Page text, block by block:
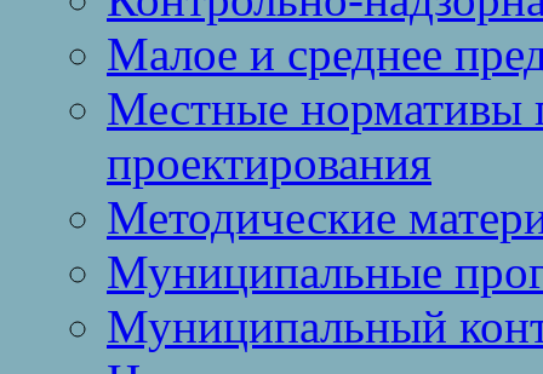
Малое и среднее
Местные нормативы
проектирования
Методические
Муниципальные
Муниципальный